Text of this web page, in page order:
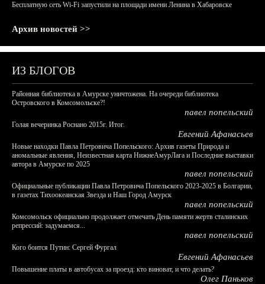
Бесплатную сеть Wi-Fi запустили на площади имени Ленина в Хабаровске
Архив новостей >>
ИЗ БЛОГОВ
Районная библиотека в Амурске уничтожена. На очереди библиотека
Островского в Комсомольске?!
павел попельский
Голая вечеринка Роснано 2015г. Итог.
Евгений Афанасьев
Новые находки Павла Петровича Попельского: Архив газеты Природа и
аномальные явления, Неизвестная карта НижнеАмурЛага и Последние выставки
автора в Амурске по 2025
павел попельский
Официальные публикации Павла Петровича Попельского 2023-2025 в Болгарии,
в газетах Тихоокеанская Звезда и Наш Город Амурск
павел попельский
Комсомольск официально продолжает отмечать День памяти жертв сталинских
репрессий: задумаемся...
павел попельский
Кого боится Путин: Сергей Фургал
Евгений Афанасьев
Повышение платы в автобусах за проезд: кто виноват, и что делать?
Олег Паньков